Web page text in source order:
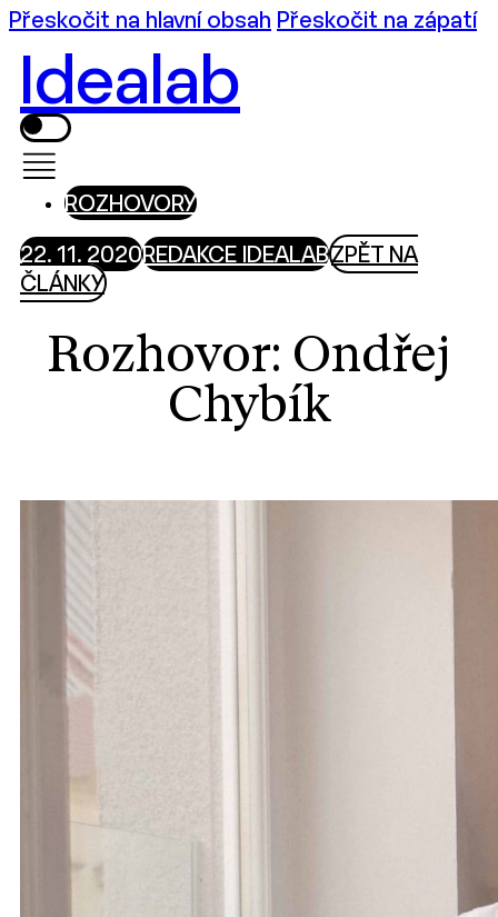
Přeskočit na hlavní obsah Přeskočit na zápatí
Idealab
ROZHOVORY
22. 11. 2020REDAKCE IDEALABZPĚT NA
ČLÁNKY
Rozhovor: Ondřej
Chybík